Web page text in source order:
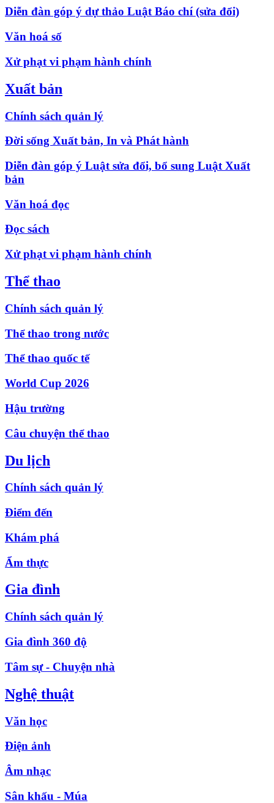
Diễn đàn góp ý dự thảo Luật Báo chí (sửa đổi)
Văn hoá số
Xử phạt vi phạm hành chính
Xuất bản
Chính sách quản lý
Đời sống Xuất bản, In và Phát hành
Diễn đàn góp ý Luật sửa đổi, bổ sung Luật Xuất
bản
Văn hoá đọc
Đọc sách
Xử phạt vi phạm hành chính
Thể thao
Chính sách quản lý
Thể thao trong nước
Thể thao quốc tế
World Cup 2026
Hậu trường
Câu chuyện thể thao
Du lịch
Chính sách quản lý
Điểm đến
Khám phá
Ẩm thực
Gia đình
Chính sách quản lý
Gia đình 360 độ
Tâm sự - Chuyện nhà
Nghệ thuật
Văn học
Điện ảnh
Âm nhạc
Sân khấu - Múa